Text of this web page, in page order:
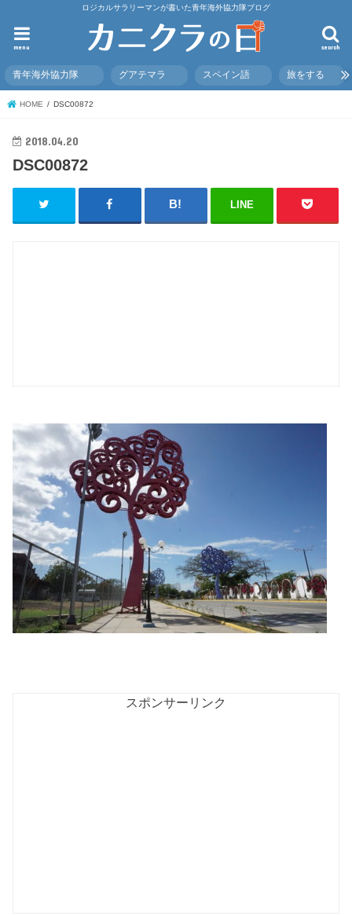
ロジカルサラリーマンが書いた青年海外協力隊ブログ
search
menu
青年海外協力隊 グアテマラ スペイン語 旅をする
HOME DSC00872
2018.04.20
DSC00872
LINE
スポンサーリンク